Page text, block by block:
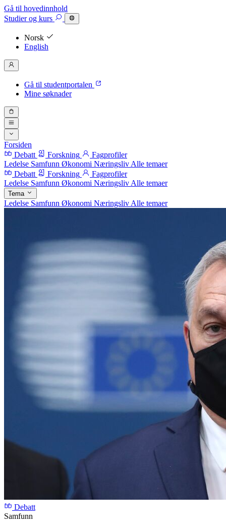
Gå til hovedinnhold
Studierog kurs
Norsk
English
Gå til studentportalen
Mine søknader
Forsiden
Debatt
Forskning
Fagprofiler
Ledelse Samfunn Økonomi Næringsliv Alle temaer
Debatt
Forskning
Fagprofiler
Ledelse Samfunn Økonomi Næringsliv Alle temaer
Tema
Ledelse Samfunn Økonomi Næringsliv Alle temaer
Debatt
Samfunn